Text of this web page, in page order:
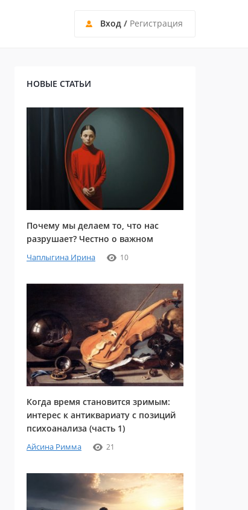
Вход / Регистрация
НОВЫЕ СТАТЬИ
Почему мы делаем то, что нас
разрушает? Честно о важном
Чаплыгина Ирина 10
Когда время становится зримым:
интерес к антиквариату с позиций
психоанализа (часть 1)
Айсина Римма 21